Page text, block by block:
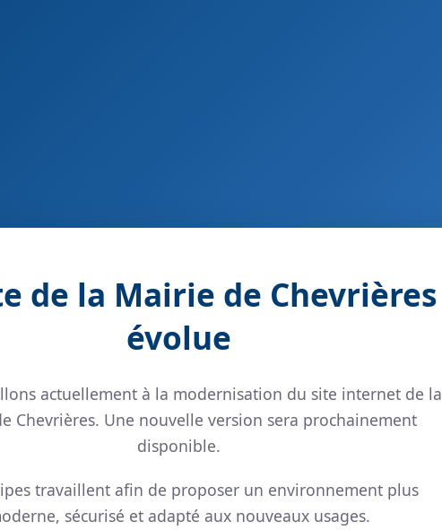
de la Mairie de Chevrières
évolue
actuellement à la modernisation du site internet de la
Chevrières. Une nouvelle version sera prochainement
disponible.
travaillent afin de proposer un environnement plus
sécurisé et adapté aux nouveaux usages.